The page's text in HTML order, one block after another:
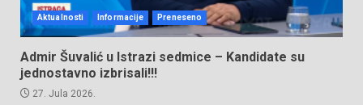
Aktualnosti Informacije Preneseno
Admir Šuvalić u Istrazi sedmice – Kandidate su
jednostavno izbrisali!!!
27. Jula 2026.